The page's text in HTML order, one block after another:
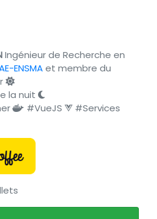
Ingénieur de Recherche en
ENSMAet membre du
la nuit
#VueJS
#Services